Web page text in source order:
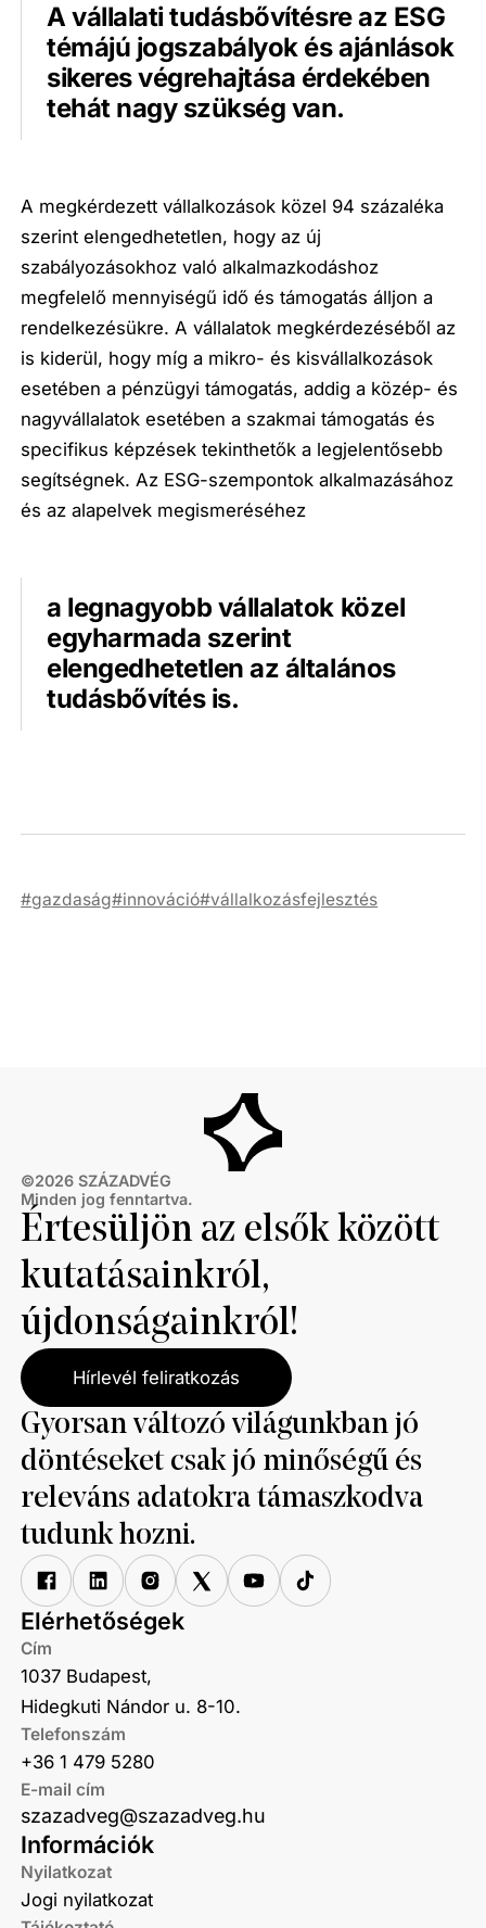
A vállalati tudásbővítésre az ESG
témájú jogszabályok és ajánlások
sikeres végrehajtása érdekében
tehát nagy szükség van.
A megkérdezett vállalkozások közel 94 százaléka
szerint elengedhetetlen, hogy az új
szabályozásokhoz való alkalmazkodáshoz
megfelelő mennyiségű idő és támogatás álljon a
rendelkezésükre. A vállalatok megkérdezéséből az
is kiderül, hogy míg a mikro- és kisvállalkozások
esetében a pénzügyi támogatás, addig a közép- és
nagyvállalatok esetében a szakmai támogatás és
specifikus képzések tekinthetők a legjelentősebb
segítségnek. Az ESG-szempontok alkalmazásához
és az alapelvek megismeréséhez
a legnagyobb vállalatok közel
egyharmada szerint
elengedhetetlen az általános
tudásbővítés is.
gazdaság innováció vállalkozásfejlesztés
©2026 SZÁZADVÉG
Minden jog fenntartva.
Értesüljön az elsők között
kutatásainkról,
újdonságainkról!
Hírlevél feliratkozás
Gyorsan változó világunkban jó
döntéseket csak jó minőségű és
releváns adatokra támaszkodva
tudunk hozni.
Információk
Nyilatkozat
Jogi nyilatkozat
Elérhetőségek
Cím
1037 Budapest,
Hidegkuti Nándor u. 8-10.
Telefonszám
+36 1 479 5280
E-mail cím
szazadveg@szazadveg.hu